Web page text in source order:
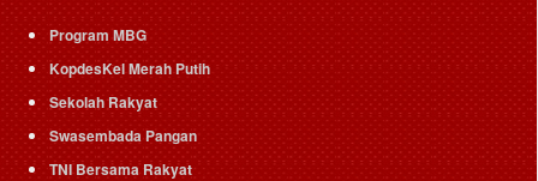
Program MBG
KopdesKel Merah Putih
Sekolah Rakyat
Swasembada Pangan
TNI Bersama Rakyat